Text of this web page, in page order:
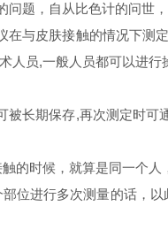
问题，自从比色计的问世
与皮肤接触的情况下测
人员,一般人员都可以进行
长期保存,再次测定时可
的时候，就算是同一个
位进行多次测量的话，